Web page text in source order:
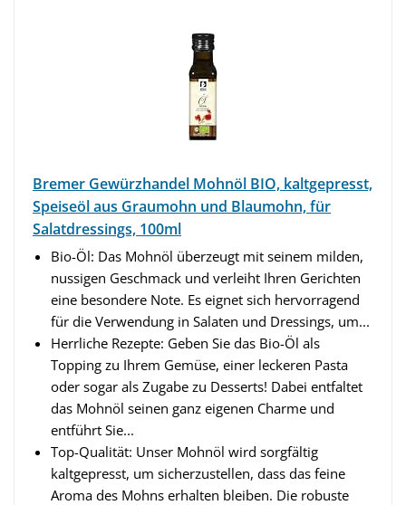
Bremer Gewürzhandel Mohnöl BIO, kaltgepresst,
Speiseöl aus Graumohn und Blaumohn, für
Salatdressings, 100ml
Bio-Öl: Das Mohnöl überzeugt mit seinem milden,
nussigen Geschmack und verleiht Ihren Gerichten
eine besondere Note. Es eignet sich hervorragend
für die Verwendung in Salaten und Dressings, um...
Herrliche Rezepte: Geben Sie das Bio-Öl als
Topping zu Ihrem Gemüse, einer leckeren Pasta
oder sogar als Zugabe zu Desserts! Dabei entfaltet
das Mohnöl seinen ganz eigenen Charme und
entführt Sie...
Top-Qualität: Unser Mohnöl wird sorgfältig
kaltgepresst, um sicherzustellen, dass das feine
Aroma des Mohns erhalten bleiben. Die robuste